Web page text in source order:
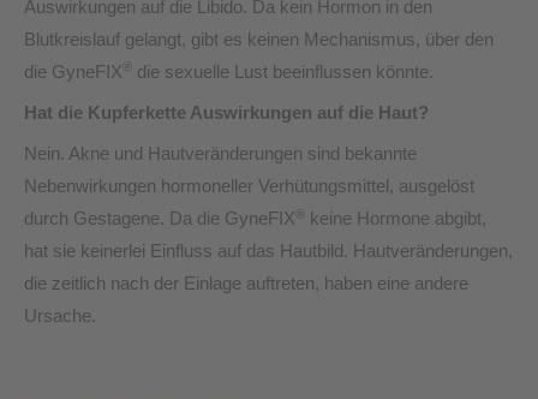
Auswirkungen auf die Libido. Da kein Hormon in den
Blutkreislauf gelangt, gibt es keinen Mechanismus, über den
die GyneFIX ® die sexuelle Lust beeinflussen könnte.
Hat die Kupferkette Auswirkungen auf die Haut?
Nein. Akne und Hautveränderungen sind bekannte
Nebenwirkungen hormoneller Verhütungsmittel, ausgelöst
durch Gestagene. Da die GyneFIX ®
keine Hormone abgibt,
hat sie keinerlei Einfluss auf das Hautbild. Hautveränderungen,
die zeitlich nach der Einlage auftreten, haben eine andere
Ursache.